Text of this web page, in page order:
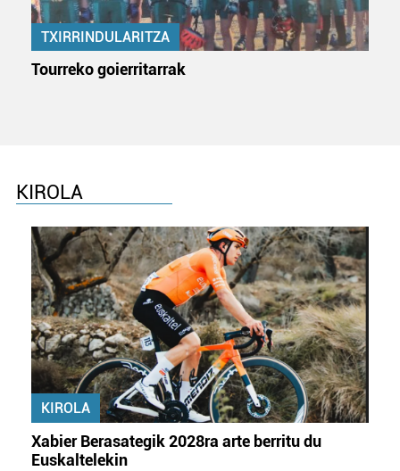
TXIRRINDULARITZA
Tourreko goierritarrak
KIROLA
KIROLA
Xabier Berasategik 2028ra arte berritu du
Euskaltelekin